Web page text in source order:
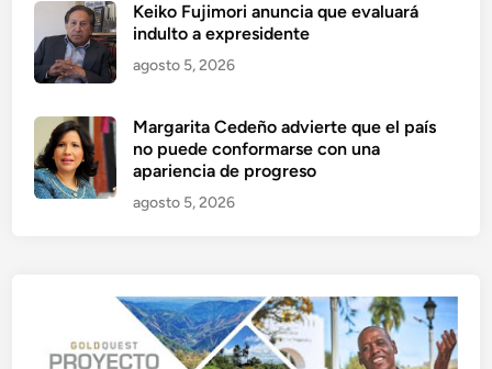
Keiko Fujimori anuncia que evaluará
indulto a expresidente
agosto 5, 2026
Margarita Cedeño advierte que el país
no puede conformarse con una
apariencia de progreso
agosto 5, 2026